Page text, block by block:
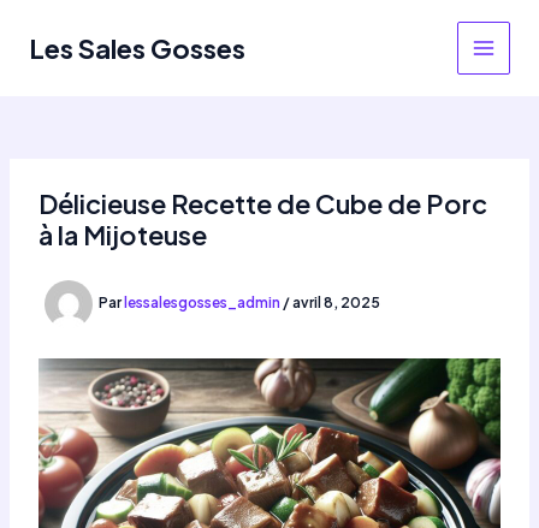
Les Sales Gosses
MAIN
Délicieuse Recette de Cube de Porc
à la Mijoteuse
Par lessalesgosses_admin /avril 8, 2025